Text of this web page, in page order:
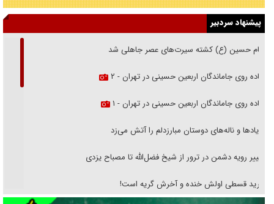
پیشنهاد سردبیر
امام حسین (ع) کشته سیرت‌های عصر جاهلی شد
پیاده روی جاماندگان اربعین حسینی در تهران - ۲
پیاده روی جاماندگان اربعین حسینی در تهران - ۱
فریاد‌ها و ناله‌های دوستان مبارزدلم را آتش می‌زد
تغییر رویه دشمن در ترور از شیخ فضل‌الله تا مصباح یزدی
خرید قسطی اولش خنده و آخرش گریه است!